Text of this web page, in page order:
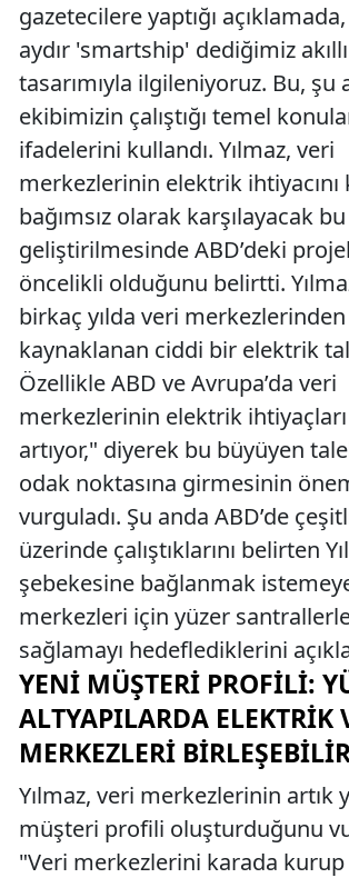
gazetecilere yaptığı
aydır 'smartship' dediğimiz
tasarımıyla ilgileniyoruz. Bu, şu
ekibimizin çalıştığı temel
ifadelerini kullandı. Yılmaz, veri
merkezlerinin elektrik ihtiyacını
bağımsız olarak karşılayacak
geliştirilmesinde ABD’deki
öncelikli olduğunu belirtti.
birkaç yılda veri merkezlerinden
kaynaklanan ciddi bir elektrik
Özellikle ABD ve Avrupa’da veri
merkezlerinin elektrik ihtiyaçları
artıyor," diyerek bu büyüyen
odak noktasına girmesinin
vurguladı. Şu anda ABD’de
üzerinde çalıştıklarını belirten
şebekesine bağlanmak
merkezleri için yüzer
sağlamayı hedeflediklerini
YENI MÜŞTERI PROFILI:
ALTYAPILARDA ELEKTRIK
MERKEZLERI
Yılmaz, veri merkezlerinin artık
müşteri profili oluşturduğunu
"Veri merkezlerini karada